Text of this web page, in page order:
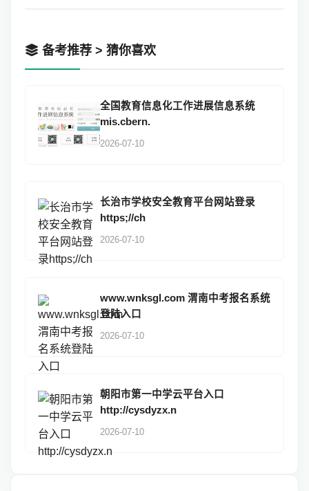
备考推荐 > 猜你喜欢
全国教育信息化工作进展信息系统
mis.cbern.
2026-07-10
长治市学校安全教育平台网站登录
https;//ch
2026-07-10
www.wnksgl.com 渭南中考报名系统
登陆入口
2026-07-10
朝阳市第一中学云平台入口
http://cysdyzx.n
2026-07-10